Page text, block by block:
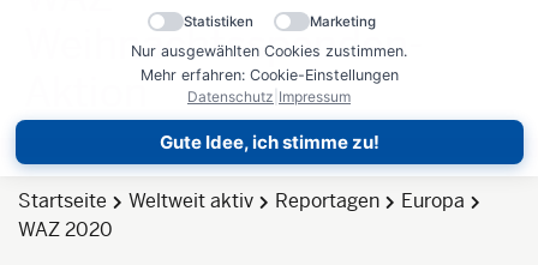
Statistiken Marketing
Nur ausgewählten Cookies zustimmen.
Mehr erfahren: Cookie-Einstellungen
Datenschutz Impressum
Gute Idee, ich stimme zu!
Weihnachtsspenden-
Aktion
Startseite Weltweit aktiv Reportagen
Europa
WAZ 2020